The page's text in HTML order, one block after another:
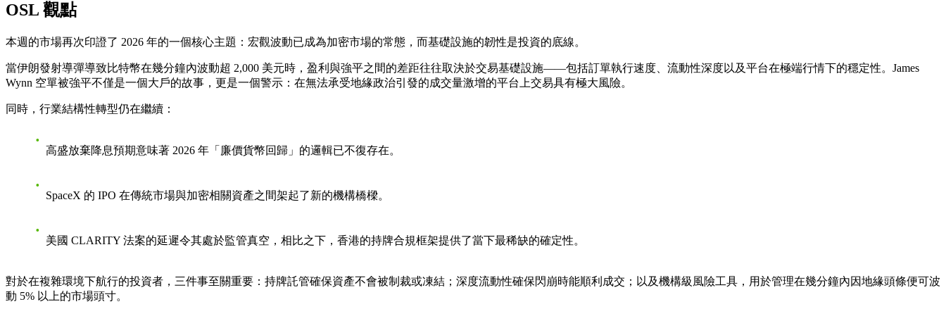
OSL 觀點
本週的市場再次印證了 2026 年的一個核心主題： 宏觀波動已成為加密市場的常態，而基礎設施的韌性是投資的底線。
當伊朗發射導彈導致比特幣在幾分鐘內波動超 2,000 美元時，盈利與強平之間的差距往往取決於交易基礎設施——包括訂單執行速度、流動性深度以及平台在極端行情下的穩定性。James
Wynn 空單被強平不僅是一個大戶的故事，更是一個警示：在無法承受地緣政治引發的成交量激增的平台上交易具有極大風險。
同時，行業結構性轉型仍在繼續：
高盛放棄降息預期意味著 2026 年「廉價貨幣回歸」的邏輯已不復存在。
SpaceX 的 IPO 在傳統市場與加密相關資產之間架起了新的機構橋樑。
美國 CLARITY 法案的延遲令其處於監管真空，相比之下，香港的持牌合規框架提供了當下最稀缺的確定性。
對於在複雜環境下航行的投資者，三件事至關重要： 持牌託管確保資產不會被制裁或凍結； 深度流動性確保閃崩時能順利成交；以及機構級風險工具 ，用於管理在幾分鐘內因地緣頭條便可波
動 5% 以上的市場頭寸。